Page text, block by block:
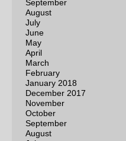
September
August
July
June
May
April
March
February
January 2018
December 2017
November
October
September
August